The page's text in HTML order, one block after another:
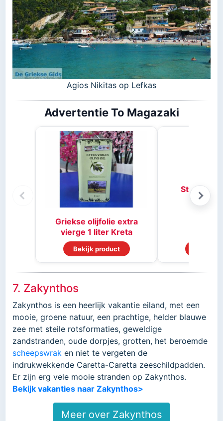
Agios Nikitas op Lefkas
Advertentie To Magazaki
Griekse olijfolie extra
vierge 1 liter Kreta
Bekijk product
Stifado
7. Zakynthos
Zakynthos is een heerlijk vakantie eiland, met een
mooie, groene natuur, een prachtige, helder blauwe
zee met steile rotsformaties, geweldige
zandstranden, oude dorpjes, grotten, het beroemde
scheepswrak en niet te vergeten de
indrukwekkende Caretta-Caretta zeeschildpadden.
Er zijn erg vele mooie stranden op Zakynthos.
Bekijk vakanties naar Zakynthos>
Meer over Zakynthos